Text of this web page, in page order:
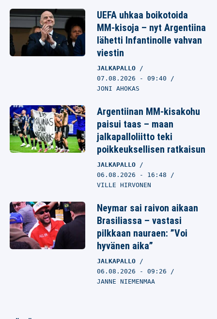
UEFA uhkaa boikotoida
MM-kisoja – nyt Argentiina
lähetti Infantinolle vahvan
viestin
JALKAPALLO
07.08.2026 - 09:40
JONI AHOKAS
Argentiinan MM-kisakohu
paisui taas – maan
jalkapalloliitto teki
poikkeuksellisen ratkaisun
JALKAPALLO
06.08.2026 - 16:48
VILLE HIRVONEN
Neymar sai raivon aikaan
Brasiliassa – vastasi
pilkkaan nauraen: ”Voi
hyvänen aika”
JALKAPALLO
06.08.2026 - 09:26
JANNE NIEMENMAA